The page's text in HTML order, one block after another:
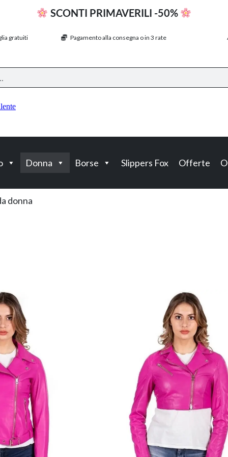
SCONTI PRIMAVERILI -50%
gratuiti Pagamento alla consegna o in 3 rate
Donna Borse Slippers Fox Offerte
donna